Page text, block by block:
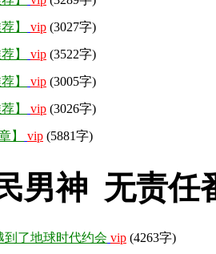
】
vip (3027字)
】
vip (3522字)
】
vip (3005字)
】
vip (3026字)
】
vip (5881字)
男神 无责任
了地球时代约会 vip (4263字)